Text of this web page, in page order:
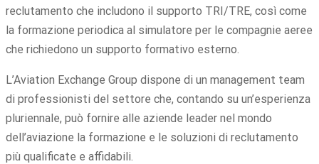
reclutamento che includono il supporto TRI/TRE, così come
la formazione periodica al simulatore per le compagnie aeree
che richiedono un supporto formativo esterno.
L’Aviation Exchange Group dispone di un management team
di professionisti del settore che, contando su un’esperienza
pluriennale, può fornire alle aziende leader nel mondo
dell’aviazione la formazione e le soluzioni di reclutamento
più qualificate e affidabili.